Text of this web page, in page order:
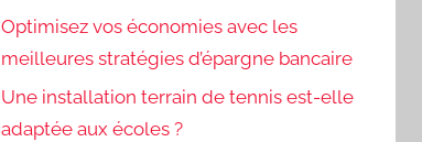
Optimisez vos économies avec les
meilleures stratégies d’épargne bancaire
Une installation terrain de tennis est-elle
adaptée aux écoles ?